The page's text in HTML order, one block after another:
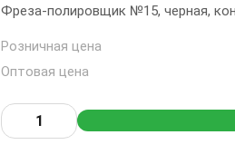
Фреза-полировщик №15, черная,
Розничная цена
Оптовая цена